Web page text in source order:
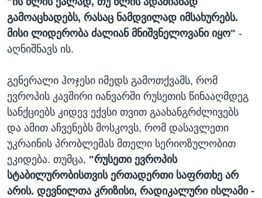
გამოაცხადებს, რასაც ნამდვილად იმსახურებს.
მისი ლიდერობა ძალიან მნიშვნელოვანი იყო" -
აღნიშნავს ის.
გენერალი ჰოჯესი იმედს გამოთქვამს, რომ
ევროპის კავშირი იანვარში რუსეთის წინააღმდეგ
სანქციებს კიდევ ექვსი თვით გაახანგრძლივებს
და ამით აჩვენებს მოსკოვს, რომ დასავლეთი
უკრაინის პრობლემას მთელი სერიოზულობით
ეკიდება. თუმცა, "რუსეთი ევროპის
სტაბილურობისთვის ერთადერთი საფრთხე არ
არის. დევნილთა კრიზისი, რადიკალური ისლამი -